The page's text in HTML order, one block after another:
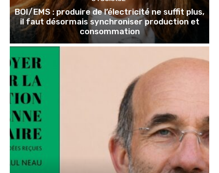
BOI/EMS : produire de l’électricité ne suffit plus,
il faut désormais synchroniser production et
consommation